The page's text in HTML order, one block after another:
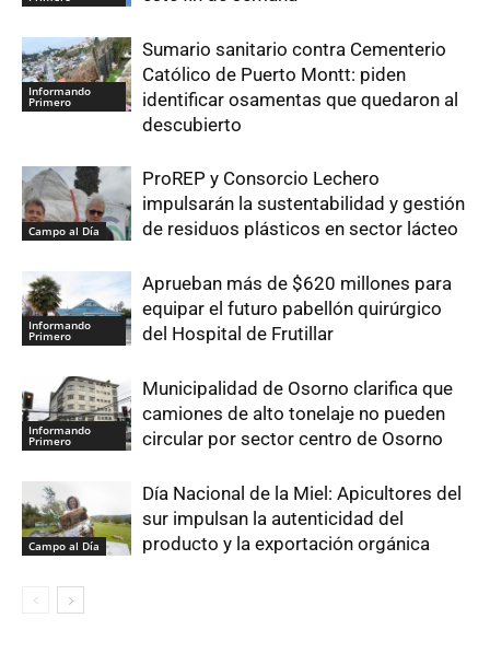
Informando
Primero
Sumario sanitario contra Cementerio
Católico de Puerto Montt: piden
identificar osamentas que quedaron al
descubierto
Campo al Día
ProREP y Consorcio Lechero
impulsarán la sustentabilidad y gestión
de residuos plásticos en sector lácteo
Informando
Primero
Aprueban más de $620 millones para
equipar el futuro pabellón quirúrgico
del Hospital de Frutillar
Informando
Primero
Municipalidad de Osorno clarifica que
camiones de alto tonelaje no pueden
circular por sector centro de Osorno
Campo al Día
Día Nacional de la Miel: Apicultores del
sur impulsan la autenticidad del
producto y la exportación orgánica